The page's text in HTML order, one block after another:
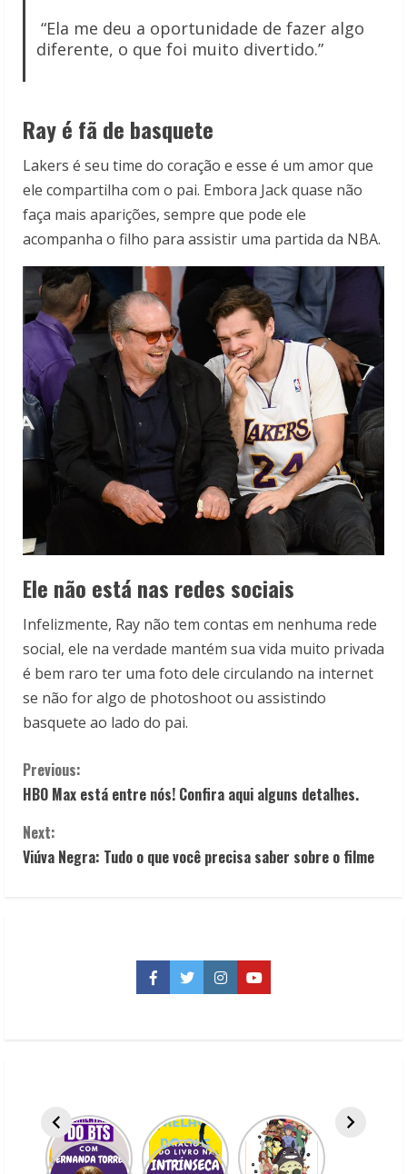
“Ela me deu a oportunidade de fazer algo
diferente, o que foi muito divertido.”
Ray é fã de basquete
Lakers é seu time do coração e esse é um amor que
ele compartilha com o pai. Embora Jack quase não
faça mais aparições, sempre que pode ele
acompanha o filho para assistir uma partida da NBA.
Ele não está nas redes sociais
Infelizmente, Ray não tem contas em nenhuma rede
social, ele na verdade mantém sua vida muito privada
é bem raro ter uma foto dele circulando na internet
se não for algo de photoshoot ou assistindo
basquete ao lado do pai.
C
o
n
Previous:
HBO Max está entre nós! Confira aqui alguns detalhes.
Next:
Viúva Negra: Tudo o que você precisa saber sobre o filme
Facebook
TwitterInstagramYouTube